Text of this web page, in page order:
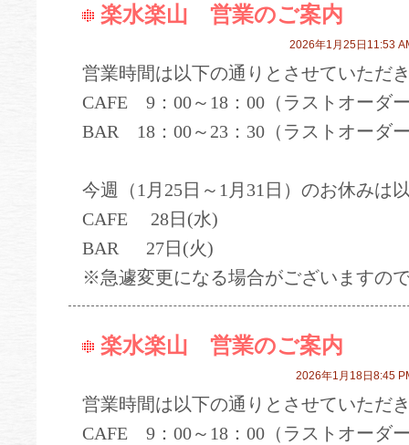
楽水楽山 営業のご案内
2026年1月25日11:53
営業時間は以下の通りとさせていただ
CAFE 9：00～18：00（ラストオーダ
BAR 18：00～23：30（ラストオーダ
今週（1月25日～1月31日）のお休みは
CAFE 28日(水)
BAR 27日(火)
※急遽変更になる場合がございますの
楽水楽山 営業のご案内
2026年1月18日8:45
営業時間は以下の通りとさせていただ
CAFE 9：00～18：00（ラストオーダ